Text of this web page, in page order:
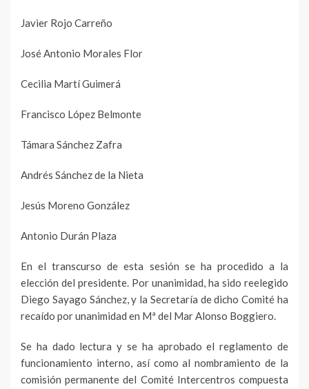
Javier Rojo Carreño
José Antonio Morales Flor
Cecilia Martí Guimerá
Francisco López Belmonte
Támara Sánchez Zafra
Andrés Sánchez de la Nieta
Jesús Moreno González
Antonio Durán Plaza
En el transcurso de esta sesión se ha procedido a la
elección del presidente. Por unanimidad, ha sido reelegido
Diego Sayago Sánchez, y la Secretaría de dicho Comité ha
recaído por unanimidad en Mª del Mar Alonso Boggiero.
Se ha dado lectura y se ha aprobado el reglamento de
funcionamiento interno, así como al nombramiento de la
comisión permanente del Comité Intercentros compuesta